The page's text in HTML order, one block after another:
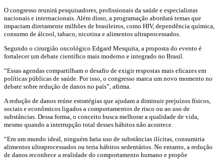
O congresso reunirá pesquisadores, profissionais da saúde e especialistas
nacionais e internacionais. Além disso, a programação abordará temas que
impactam diretamente milhões de brasileiros, como HIV, dependência química,
consumo de álcool, tabaco, nicotina e alimentos ultraprocessados.
Segundo o cirurgião oncológico Edgard Mesquita , a proposta do evento é
fortalecer um debate científico mais moderno e integrado no Brasil.
“Essas agendas compartilham o desafio de exigir respostas mais eficazes em
políticas públicas de saúde. Por isso, o congresso marca um novo momento no
debate sobre redução de danos no país”, afirma.
A redução de danos reúne estratégias que ajudam a diminuir prejuízos físicos,
sociais e econômicos ligados a comportamentos de risco ou ao uso de
substâncias. Dessa forma, o conceito busca melhorar a qualidade de vida,
mesmo quando a interrupção total desses hábitos não acontece.
“Em um mundo ideal, ninguém faria uso de substâncias ilícitas, consumiria
alimentos ultraprocessados ou teria hábitos sedentários. No entanto, a redução
de danos reconhece a realidade do comportamento humano e propõe